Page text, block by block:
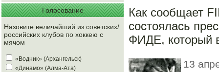
Голосование
Назовите величайший из советских/
российских клубов по хоккею с
мячом
«Водник» (Архангельск)
«Динамо» (Алма-Ата)
Как сообщает
состоялась
ФИДЕ, который
13